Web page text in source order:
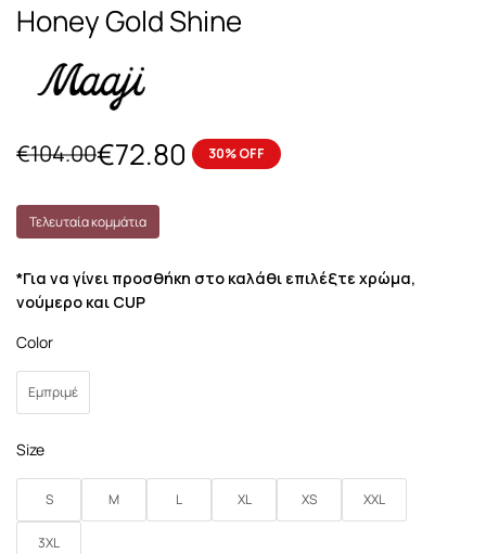
Honey Gold Shine
€104.00€72.80 30% OFF
Τελευταία κομμάτια
*Για να γίνει προσθήκη στο καλάθι επιλέξτε χρώμα,
νούμερο και CUP
Color
Εμπριμέ
Size
S M L XL XS XXL
3XL